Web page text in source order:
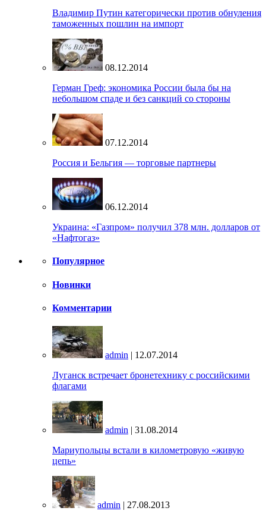
Владимир Путин категорически против обнуления
таможенных пошлин на импорт
08.12.2014
Герман Греф: экономика России была бы на
небольшом спаде и без санкций со стороны
07.12.2014
Россия и Бельгия — торговые партнеры
06.12.2014
Украина: «Газпром» получил 378 млн. долларов от
«Нафтогаз»
Популярное
Новинки
Комментарии
admin | 12.07.2014
Луганск встречает бронетехнику с российскими
флагами
admin | 31.08.2014
Мариупольцы встали в километровую «живую
цепь»
admin | 27.08.2013